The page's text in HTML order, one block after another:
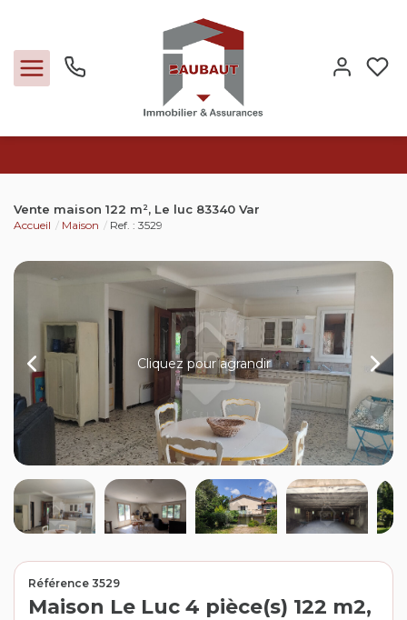
Locations
Expertise
Nos métiers
L'agence
Contact
Extranet
Estimation
Avis clients
Vente maison 122 m², Le luc 83340 Var
Accueil Maison Ref. : 3529
Cliquez pour agrandir
Référence 3529
Maison Le Luc 4 pièce(s) 122 m2,